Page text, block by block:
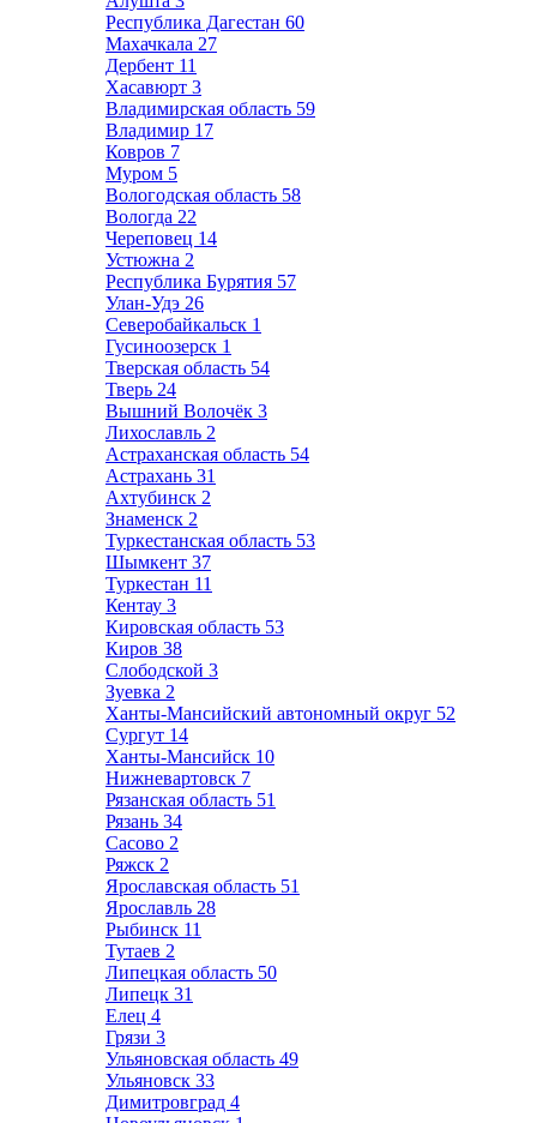
Республика Дагестан 60
Махачкала 27
Дербент 11
Хасавюрт 3
Владимирская область 59
Владимир 17
Ковров 7
Муром 5
Вологодская область 58
Вологда 22
Череповец 14
Устюжна 2
Республика Бурятия 57
Улан-Удэ 26
Северобайкальск 1
Гусиноозерск 1
Тверская область 54
Тверь 24
Вышний Волочёк 3
Лихославль 2
Астраханская область 54
Астрахань 31
Ахтубинск 2
Знаменск 2
Туркестанская область 53
Шымкент 37
Туркестан 11
Кентау 3
Кировская область 53
Киров 38
Слободской 3
Зуевка 2
Ханты-Мансийский автономный округ 52
Сургут 14
Ханты-Мансийск 10
Нижневартовск 7
Рязанская область 51
Рязань 34
Сасово 2
Ряжск 2
Ярославская область 51
Ярославль 28
Рыбинск 11
Тутаев 2
Липецкая область 50
Липецк 31
Елец 4
Грязи 3
Ульяновская область 49
Ульяновск 33
Димитровград 4